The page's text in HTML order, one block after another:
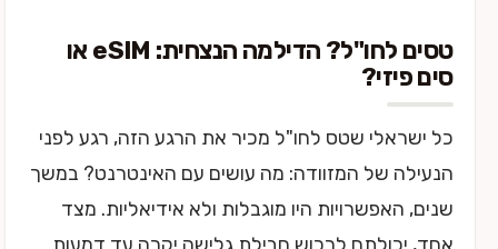
טסים לחו"ל? הדילמה הנצחית: eSIM או
סים פיזי?
כל ישראלי שטס לחו"ל מכיר את הרגע הזה, רגע לפני
הנעילה של המזוודה: מה עושים עם האינטרנט? במשך
שנים, האפשרויות היו מוגבלות ולא אידיאליות. מצד